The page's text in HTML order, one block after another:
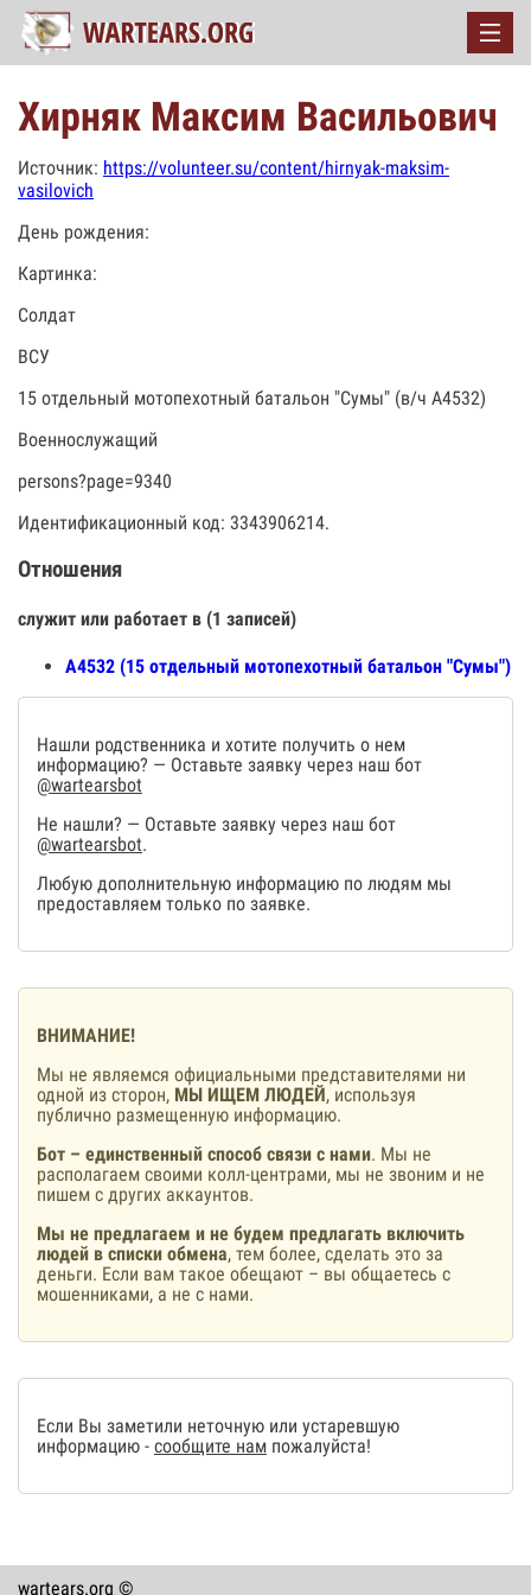
Хирняк Максим Васильович
Источник: https://volunteer.su/content/hirnyak-maksim-
vasilovich
День рождения:
Картинка:
Солдат
ВСУ
15 отдельный мотопехотный батальон "Сумы" (в/ч А4532)
Военнослужащий
persons?page=9340
Идентификационный код: 3343906214.
Отношения
служит или работает в (1 записей)
А4532 (15 отдельный мотопехотный батальон "Сумы")
Нашли родственника и хотите получить о нем
информацию? — Оставьте заявку через наш бот
@wartearsbot
Не нашли? — Оставьте заявку через наш бот
@wartearsbot.
Любую дополнительную информацию по людям мы
предоставляем только по заявке.
ВНИМАНИЕ!
Мы не являемся официальными представителями ни
одной из сторон, МЫ ИЩЕМ ЛЮДЕЙ, используя
публично размещенную информацию.
Бот – единственный способ связи с нами. Мы не
располагаем своими колл-центрами, мы не звоним и не
пишем с других аккаунтов.
Мы не предлагаем и не будем предлагать включить
людей в списки обмена, тем более, сделать это за
деньги. Если вам такое обещают – вы общаетесь с
мошенниками, а не с нами.
Если Вы заметили неточную или устаревшую
информацию - сообщите нам пожалуйста!
wartears.org ©